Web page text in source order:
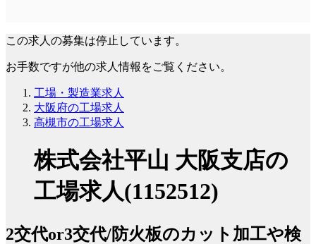
この求人の募集は停止しています。
お手数ですが他の求人情報をご覧ください。
工場・製造業求人
大阪府の工場求人
高槻市の工場求人
株式会社平山 大阪支店の
工場求人(1152512)
2交代or3交代/防火板のカット加工や検